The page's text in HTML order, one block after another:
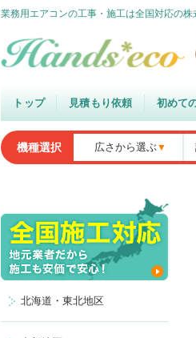
業務用エアコンの工事・施工は全国対応の株
トップ 見積もり依頼 初めて
機種選択 広さから選ぶ
北海道・東北地区